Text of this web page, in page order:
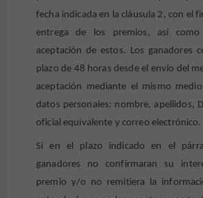
fecha indicada en la cláusula 2, con el
entrega de los premios, así
aceptación de estos. Los ganadores
plazo de 48 horas desde el envío del
aceptación mediante el mismo
datos personales: nombre, apellidos,
oficial equivalente y correo electrónico.
Si en el plazo indicado en el
ganadores no confirmaran su
premio y/o no remitiera la